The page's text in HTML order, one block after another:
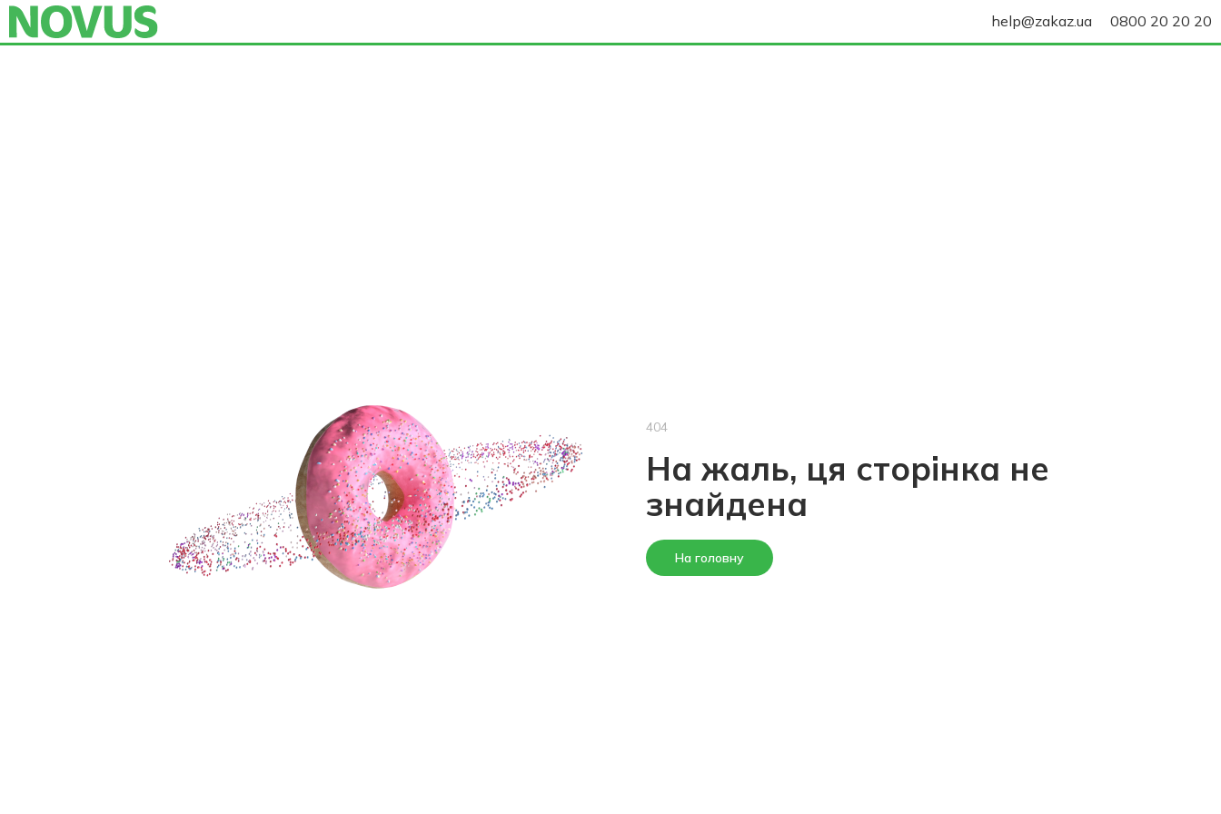
help@zakaz.ua 0800 20 20 20
404
На жаль, ця сторінка не
знайдена
На головну